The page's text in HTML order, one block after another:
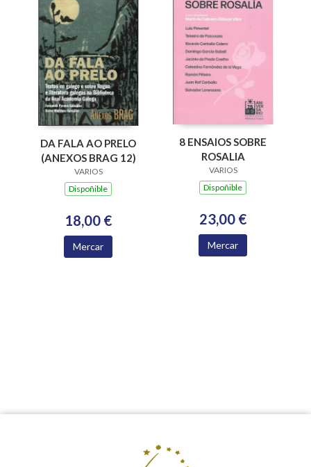
DA FALA AO PRELO
(ANEXOS BRAG 12)
VARIOS
Dispoñible
18,00 €
Mercar
8 ENSAIOS SOBRE
ROSALIA
VARIOS
Dispoñible
23,00 €
Mercar